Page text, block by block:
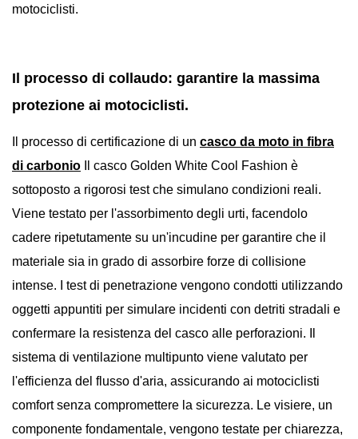
motociclisti.
Il processo di collaudo: garantire la massima
protezione ai motociclisti.
Il processo di certificazione di un casco da moto in fibra
di carbonio Il casco Golden White Cool Fashion è
sottoposto a rigorosi test che simulano condizioni reali.
Viene testato per l'assorbimento degli urti, facendolo
cadere ripetutamente su un'incudine per garantire che il
materiale sia in grado di assorbire forze di collisione
intense. I test di penetrazione vengono condotti utilizzando
oggetti appuntiti per simulare incidenti con detriti stradali e
confermare la resistenza del casco alle perforazioni. Il
sistema di ventilazione multipunto viene valutato per
l'efficienza del flusso d'aria, assicurando ai motociclisti
comfort senza compromettere la sicurezza. Le visiere, un
componente fondamentale, vengono testate per chiarezza,